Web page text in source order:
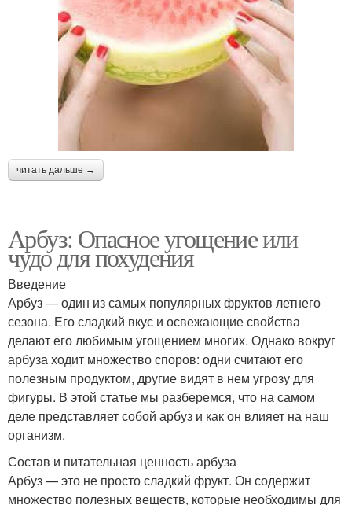
читать дальше →
Арбуз: Опасное угощение или
чудо для похудения
Введение
Арбуз — один из самых популярных фруктов летнего
сезона. Его сладкий вкус и освежающие свойства
делают его любимым угощением многих. Однако вокруг
арбуза ходит множество споров: одни считают его
полезным продуктом, другие видят в нем угрозу для
фигуры. В этой статье мы разберемся, что на самом
деле представляет собой арбуз и как он влияет на наш
организм.
Состав и питательная ценность арбуза
Арбуз — это не просто сладкий фрукт. Он содержит
множество полезных веществ, которые необходимы для